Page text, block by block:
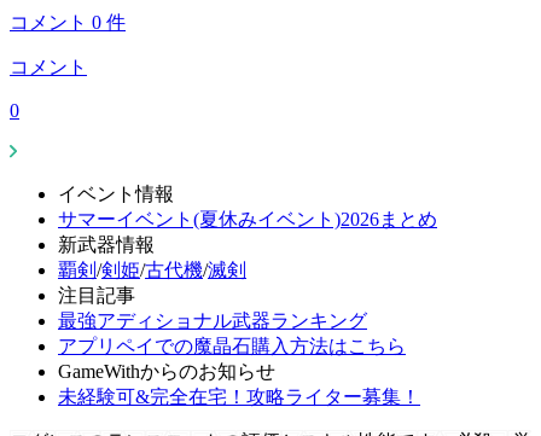
コメント 0 件
コメント
0
イベント情報
サマーイベント(夏休みイベント)2026まとめ
新武器情報
覇剣 /剣姫/古代機/滅剣
注目記事
最強アディショナル武器ランキング
アプリペイでの魔晶石購入方法はこちら
GameWithからのお知らせ
未経験可&完全在宅！攻略ライター募集！